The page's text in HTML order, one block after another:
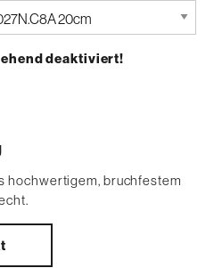
deaktiviert!
hochwertigem, bruchfestem